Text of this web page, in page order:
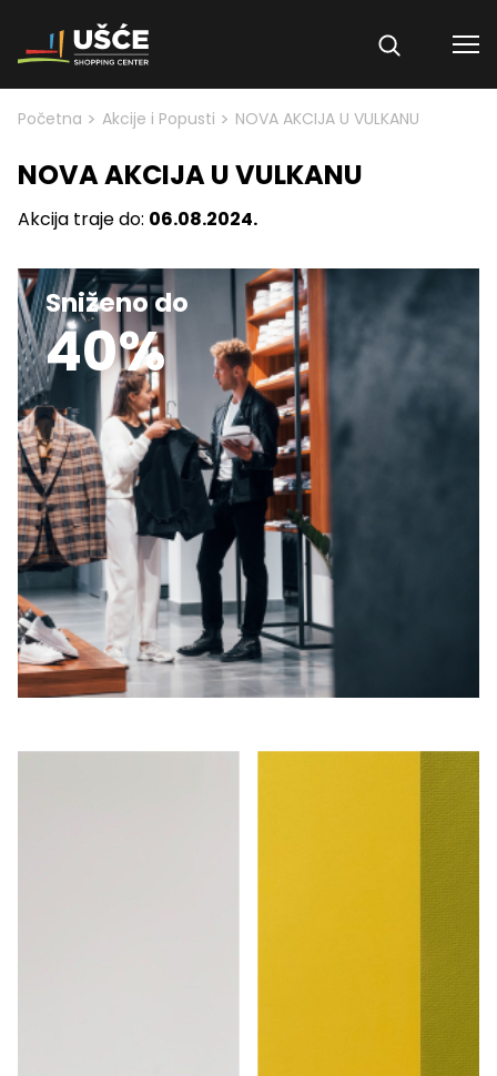
Skip to content
Početna > Akcije i Popusti > NOVA AKCIJA U VULKANU
NOVA AKCIJA U VULKANU
Akcija traje do: 06.08.2024.
Sniženo do
40%